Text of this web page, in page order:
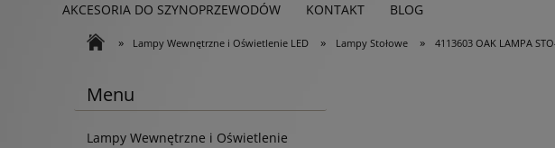
AKCESORIA DO SZYNOPRZEWODÓW
KONTAKT BLOG
» Lampy Wewnętrzne i Oświetlenie LED » Lampy Stołowe » 4113603 OAK LAMPA
Menu
Lampy Wewnętrzne i Oświetlenie